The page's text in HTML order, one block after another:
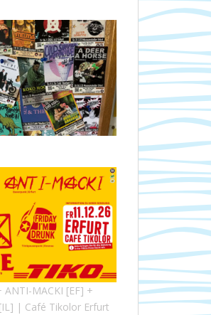
ANTI-MACKI [EF] +
[IL] | Café Tikolor Erfurt